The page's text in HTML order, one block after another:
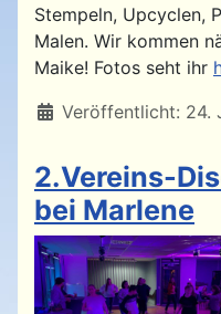
Stempeln, Upcyclen,
Malen. Wir kommen
Maike! Fotos seht ihr
Details
Veröffentlicht: 24.
2.Vereins-
bei Marlene